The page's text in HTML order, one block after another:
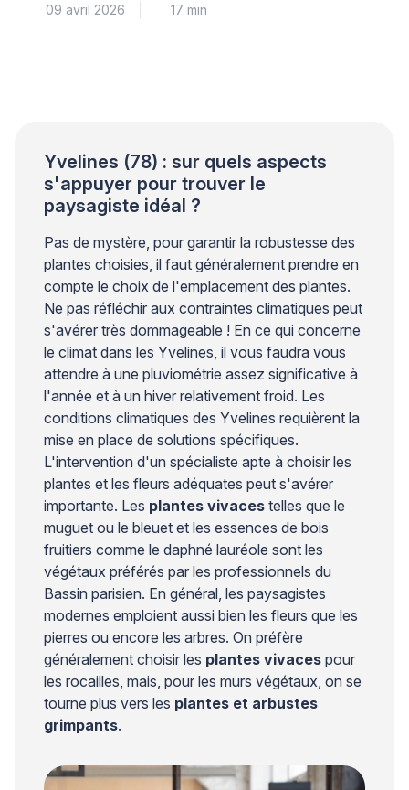
contraintes climatiques. Le plan de travail doit
09 avril 2026 17 min
Yvelines (78) : sur quels aspects
s'appuyer pour trouver le
paysagiste idéal ?
Pas de mystère, pour garantir la robustesse des
plantes choisies, il faut généralement prendre en
compte le choix de l'emplacement des plantes.
Ne pas réfléchir aux contraintes climatiques peut
s'avérer très dommageable ! En ce qui concerne
le climat dans les Yvelines, il vous faudra vous
attendre à une pluviométrie assez significative à
l'année et à un hiver relativement froid. Les
conditions climatiques des Yvelines requièrent la
mise en place de solutions spécifiques.
L'intervention d'un spécialiste apte à choisir les
plantes et les fleurs adéquates peut s'avérer
importante. Les plantes vivaces telles que le
muguet ou le bleuet et les essences de bois
fruitiers comme le daphné lauréole sont les
végétaux préférés par les professionnels du
Bassin parisien. En général, les paysagistes
modernes emploient aussi bien les fleurs que les
pierres ou encore les arbres. On préfère
généralement choisir les plantes vivaces pour
les rocailles, mais, pour les murs végétaux, on se
tourne plus vers les plantes et arbustes
grimpants.